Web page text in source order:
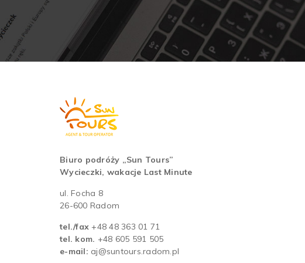
Biuro podróży „Sun Tours”
Wycieczki, wakacje Last Minute
ul. Focha 8
26-600 Radom
tel./fax +48 48 363 01 71
tel. kom. +48 605 591 505
e-mail: aj@suntours.radom.pl